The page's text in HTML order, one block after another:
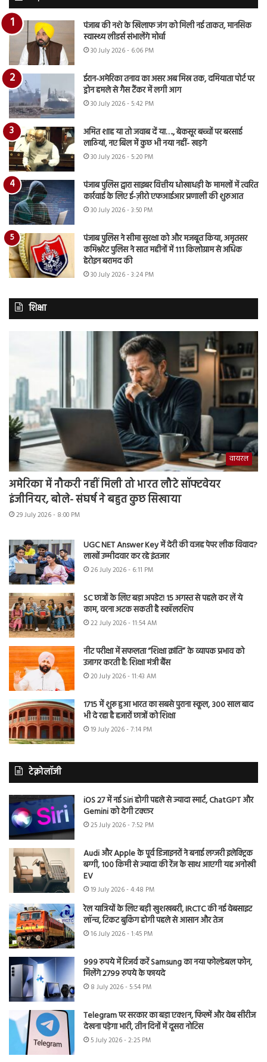
पंजाब की नशे के खिलाफ जंग को मिली नई ताकत, मानसिक
स्वास्थ्य लीडर्स संभालेंगे मोर्चा
30 July 2026 - 6:06 PM
ईरान-अमेरिका तनाव का असर अब मिस्र तक, दमियाता पोर्ट पर
ड्रोन हमले से गैस टैंकर में लगी आग
30 July 2026 - 5:42 PM
अमित शाह या तो जवाब दें या…., बेकसूर बच्चों पर बरसाई
लाठियां, नए बिल में कुछ भी नया नहीं- खड़गे
30 July 2026 - 5:20 PM
पंजाब पुलिस द्वारा साइबर वित्तीय धोखाधड़ी के मामलों में त्वरित
कार्रवाई के लिए ई-ज़ीरो एफआईआर प्रणाली की शुरुआत
30 July 2026 - 3:50 PM
पंजाब पुलिस ने सीमा सुरक्षा को और मजबूत किया, अमृतसर
कमिश्नरेट पुलिस ने सात महीनों में 111 किलोग्राम से अधिक
हेरोइन बरामद की
30 July 2026 - 3:24 PM
शिक्षा
वायरल
अमेरिका में नौकरी नहीं मिली तो भारत लौटे सॉफ्टवेयर
इंजीनियर, बोले- संघर्ष ने बहुत कुछ सिखाया
29 July 2026 - 8:00 PM
UGC NET Answer Key में देरी की वजह पेपर लीक विवाद?
लाखों उम्मीदवार कर रहे इंतजार
26 July 2026 - 6:11 PM
SC छात्रों के लिए बड़ा अपडेट! 15 अगस्त से पहले कर लें ये
काम, वरना अटक सकती है स्कॉलरशिप
22 July 2026 - 11:54 AM
नीट परीक्षा में सफलता “शिक्षा क्रांति” के व्यापक प्रभाव को
उजागर करती है: शिक्षा मंत्री बैंस
20 July 2026 - 11:43 AM
1715 में शुरू हुआ भारत का सबसे पुराना स्कूल, 300 साल बाद
भी दे रहा है हजारों छात्रों को शिक्षा
19 July 2026 - 7:14 PM
टेक्नोलॉजी
iOS 27 में नई Siri होगी पहले से ज्यादा स्मार्ट, ChatGPT और
Gemini को देगी टक्कर
25 July 2026 - 7:52 PM
Audi और Apple के पूर्व डिजाइनरों ने बनाई लग्जरी इलेक्ट्रिक
बग्गी, 100 किमी से ज्यादा की रेंज के साथ आएगी यह अनोखी
EV
19 July 2026 - 4:48 PM
रेल यात्रियों के लिए बड़ी खुशखबरी, IRCTC की नई वेबसाइट
लॉन्च, टिकट बुकिंग होगी पहले से आसान और तेज
16 July 2026 - 1:45 PM
999 रुपये में रिजर्व करें Samsung का नया फोल्डेबल फोन,
मिलेंगे 2799 रुपये के फायदे
8 July 2026 - 5:54 PM
Telegram पर सरकार का बड़ा एक्शन, फिल्में और वेब सीरीज
देखना पड़ेगा भारी, तीन दिनों में दूसरा नोटिस
5 July 2026 - 2:25 PM